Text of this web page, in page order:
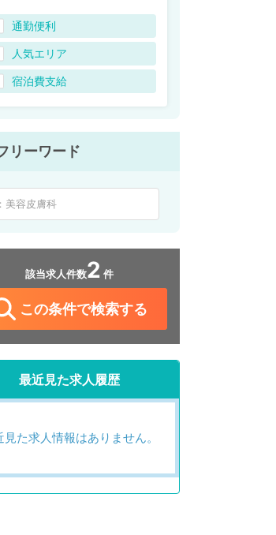
通勤便利
人気エリア
宿泊費支給
リーワード
該当求人件数2 件
この条件で検索する
最近見た求人履歴
見た求人情報はありません。